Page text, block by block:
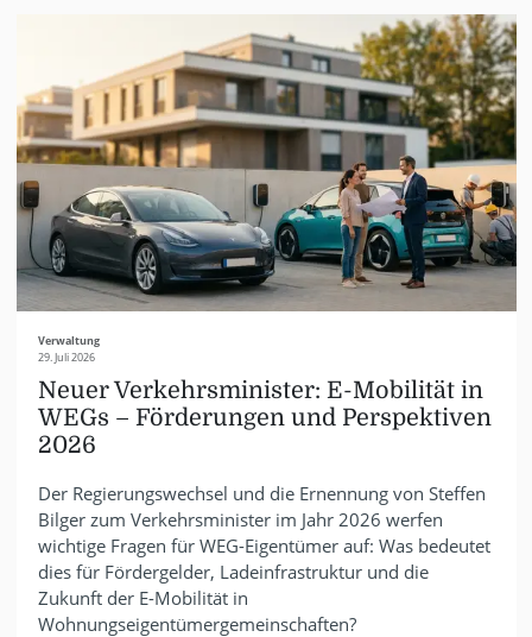
Verwaltung
29. Juli 2026
Neuer Verkehrsminister: E-Mobilität in
WEGs – Förderungen und Perspektiven
2026
Der Regierungswechsel und die Ernennung von Steffen
Bilger zum Verkehrsminister im Jahr 2026 werfen
wichtige Fragen für WEG-Eigentümer auf: Was bedeutet
dies für Fördergelder, Ladeinfrastruktur und die
Zukunft der E-Mobilität in
Wohnungseigentümergemeinschaften?